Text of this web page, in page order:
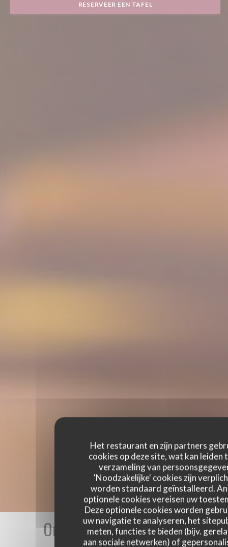
Het restaurant en zijn partners
cookies op deze site, wat kan leiden
verzameling van
'Noodzakelijke' cookies zijn
worden standaard geïnstalleerd.
optionele cookies vereisen uw
Deze optionele cookies worden
uw navigatie te analyseren, het
meten, functies te bieden (bijv.
aan sociale netwerken) of
RESERVEER EEN TAFEL
Onze gastbeoordelingen